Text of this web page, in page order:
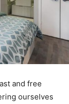
and free
ourselves